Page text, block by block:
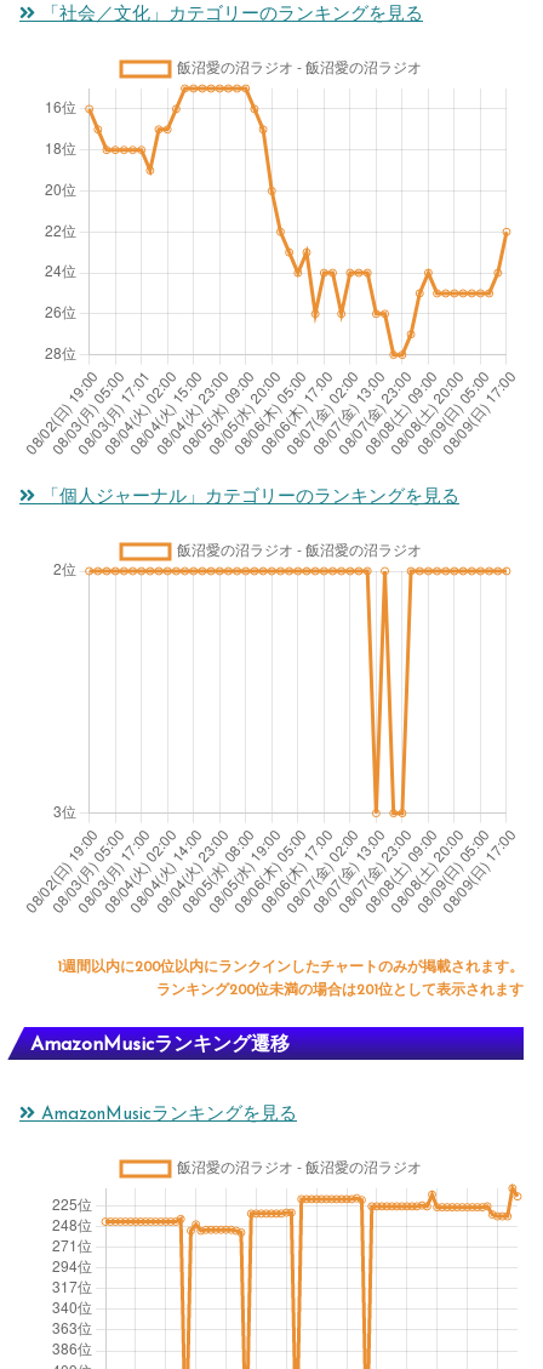
「社会／文化」カテゴリーのランキングを見る
「個人ジャーナル」カテゴリーのランキングを見る
1週間以内に200位以内にランクインしたチャートのみが掲載されます。
ランキング200位未満の場合は201位として表示されます
AmazonMusicランキング遷移
AmazonMusicランキングを見る